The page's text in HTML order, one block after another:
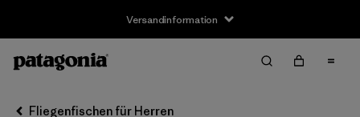
Versandinformation
Fliegenfischen für Herren